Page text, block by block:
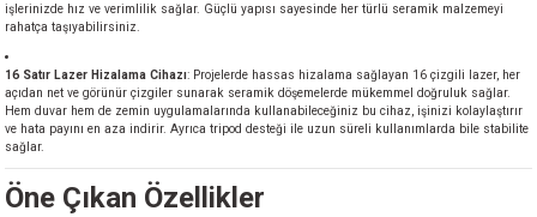
Üfleme Makinesi
işlerinizde hız ve verimlilik sağlar. Güçlü yapısı sayesinde her türlü seramik malzemeyi
rahatça taşıyabilirsiniz.
16 Satır Lazer Hizalama Cihazı: Projelerde hassas hizalama sağlayan 16 çizgili lazer, her
açıdan net ve görünür çizgiler sunarak seramik döşemelerde mükemmel doğruluk sağlar.
Hem duvar hem de zemin uygulamalarında kullanabileceğiniz bu cihaz, işinizi kolaylaştırır
ve hata payını en aza indirir. Ayrıca tripod desteği ile uzun süreli kullanımlarda bile stabilite
sağlar.
Öne Çıkan Özellikler